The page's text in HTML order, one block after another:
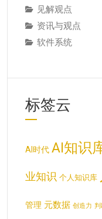
见解观点
资讯与观点
软件系统
标签云
AI时代 AI知识
业知识 个人知识库
管理 元数据 创造力 判